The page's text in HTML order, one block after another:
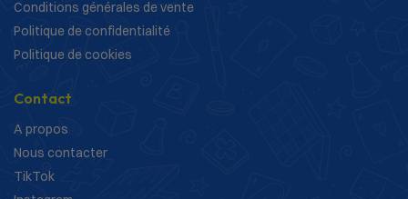
Conditions générales de vente
Politique de confidentialité
Politique de cookies
Contact
A propos
Nous contacter
TikTok